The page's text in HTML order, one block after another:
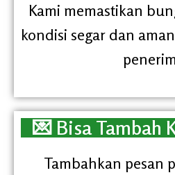
Kami memastikan
kondisi segar dan
💌 Bisa Tambah
Tambahkan pesan